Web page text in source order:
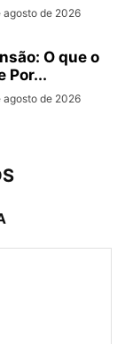
agosto de 2026
O que o
Por...
agosto de 2026